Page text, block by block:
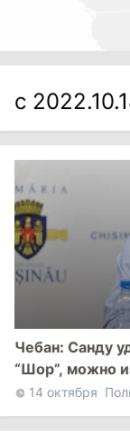
с
Чебан: Санду
“Шор”, можно
14 октября